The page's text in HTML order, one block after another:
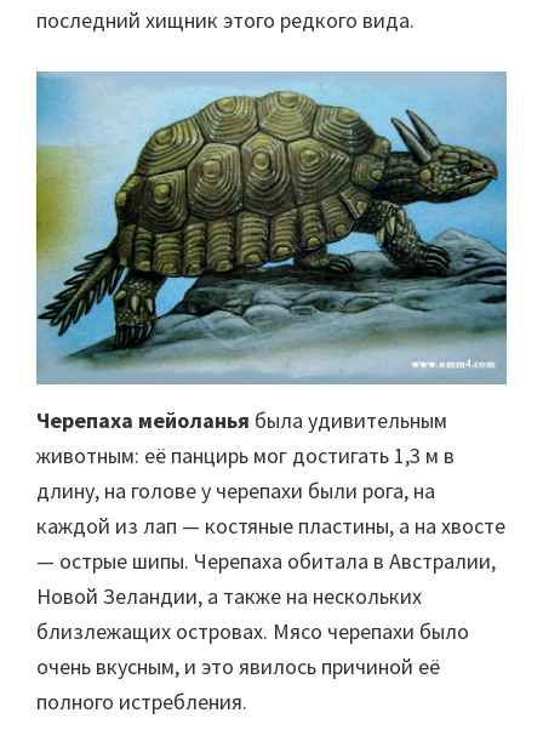
последний хищник этого редкого вида.
Черепаха мейоланья была удивительным
животным: её панцирь мог достигать 1,3 м в
длину, на голове у черепахи были рога, на
каждой из лап — костяные пластины, а на хвосте
— острые шипы. Черепаха обитала в Австралии,
Новой Зеландии, а также на нескольких
близлежащих островах. Мясо черепахи было
очень вкусным, и это явилось причиной её
полного истребления.